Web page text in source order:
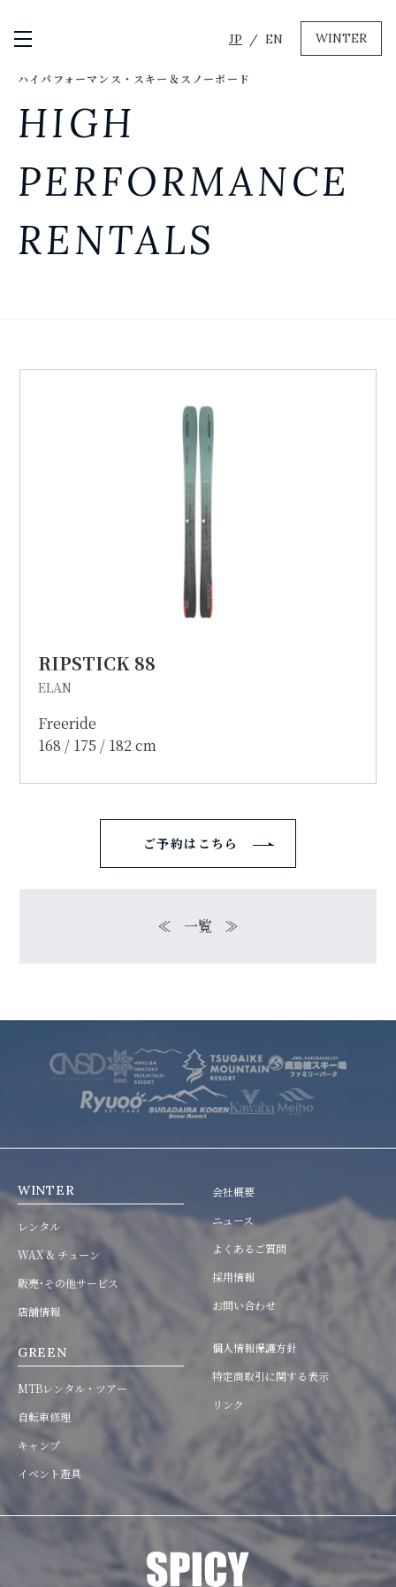
メニュー開閉 JP EN WINTER
GREEN
キャンプ イベント遊具
WINTER
特定商取引に関する表示
ハイパフォーマンス・スキー＆スノーボード
HIGH
PERFORMANCE
RENTALS
RIPSTICK 88
ELAN
Freeride
168 / 175 / 182 cm
ご予約はこちら
≪ 一覧 ≫
WINTER
レンタル
WAX & チューン
販売･その他サービス
店舗情報
GREEN
MTBレンタル・ツアー
自転車修理
キャンプ
イベント遊具
会社概要
ニュース
よくあるご質問
採用情報
お問い合わせ
個人情報保護方針
特定商取引に関する表示
リンク